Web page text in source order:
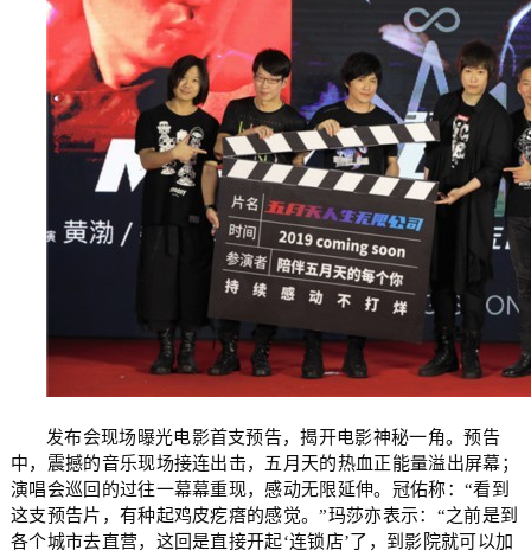
发布会现场曝光电影首支预告，揭开电影神秘一角。预告
中，震撼的音乐现场接连出击，五月天的热血正能量溢出屏幕；
演唱会巡回的过往一幕幕重现，感动无限延伸。冠佑称：“看到
这支预告片，有种起鸡皮疙瘩的感觉。”玛莎亦表示：“之前是到
各个城市去直营，这回是直接开起‘连锁店’了，到影院就可以加